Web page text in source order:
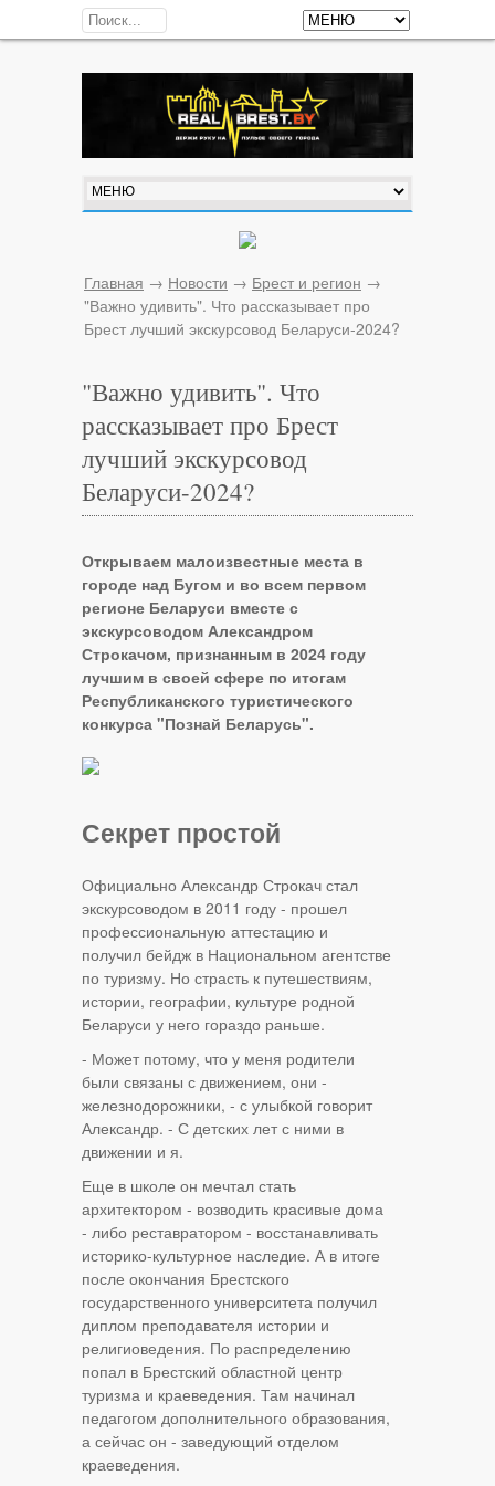
Главная → Новости → Брест и регион →
"Важно удивить". Что рассказывает про
Брест лучший экскурсовод Беларуси-2024?
"Важно удивить". Что
рассказывает про Брест
лучший экскурсовод
Беларуси-2024?
Открываем малоизвестные места в
городе над Бугом и во всем первом
регионе Беларуси вместе с
экскурсоводом Александром
Строкачом, признанным в 2024 году
лучшим в своей сфере по итогам
Республиканского туристического
конкурса "Познай Беларусь".
Секрет простой
Официально Александр Строкач стал
экскурсоводом в 2011 году - прошел
профессиональную аттестацию и
получил бейдж в Национальном агентстве
по туризму. Но страсть к путешествиям,
истории, географии, культуре родной
Беларуси у него гораздо раньше.
- Может потому, что у меня родители
были связаны с движением, они -
железнодорожники, - с улыбкой говорит
Александр. - С детских лет с ними в
движении и я.
Еще в школе он мечтал стать
архитектором - возводить красивые дома
- либо реставратором - восстанавливать
историко-культурное наследие. А в итоге
после окончания Брестского
государственного университета получил
диплом преподавателя истории и
религиоведения. По распределению
попал в Брестский областной центр
туризма и краеведения. Там начинал
педагогом дополнительного образования,
а сейчас он - заведующий отделом
краеведения.